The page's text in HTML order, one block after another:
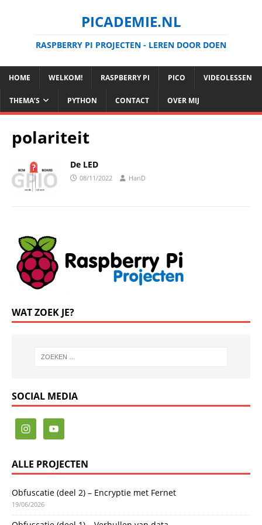
PICADEMIE.NL
RASPBERRY PI PROJECTEN - LEREN DOOR DOEN
HOME WELKOM! RASPBERRY PI PICO VIDEOLESSEN
THEMA’S PYTHON CONTACT OVER MIJ
polariteit
De LED
08/11/2022 HanD
WAT ZOEK JE?
SOCIAL MEDIA
ALLE PROJECTEN
Obfuscatie (deel 2) – Encryptie met Fernet
19/06/2026